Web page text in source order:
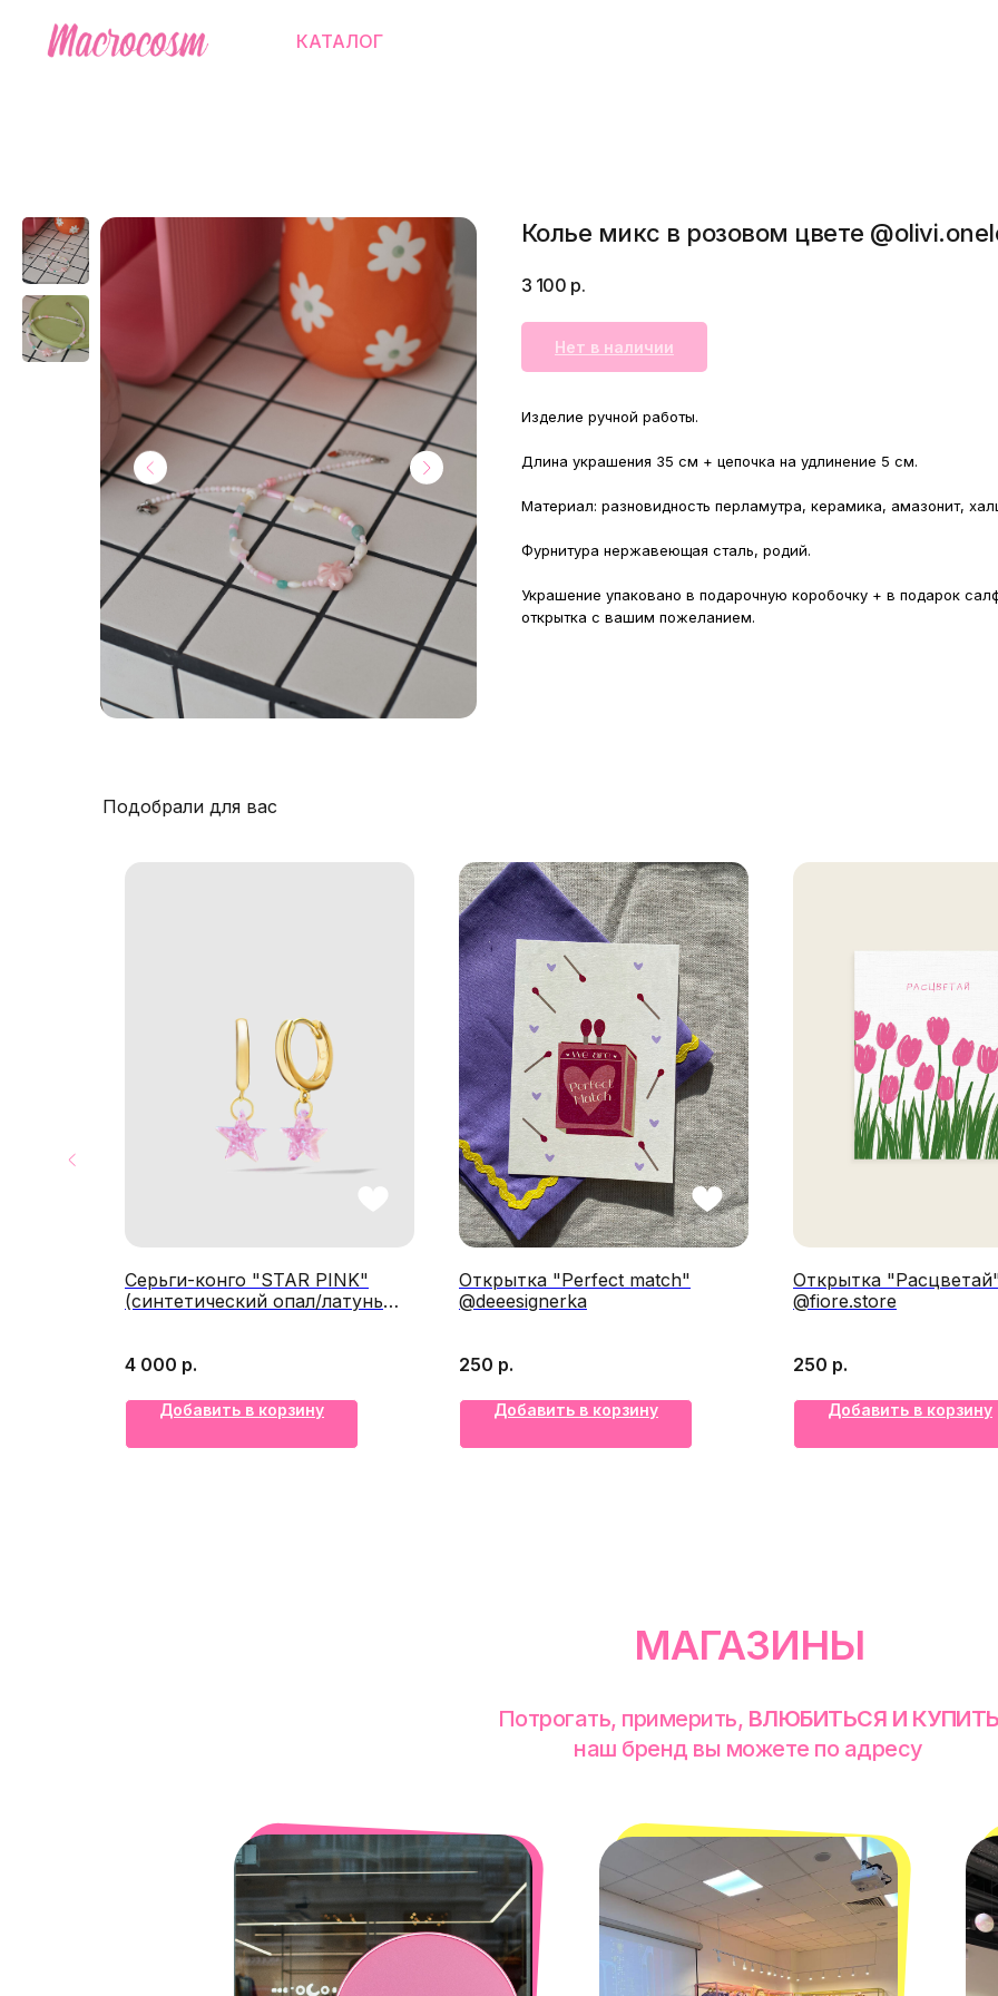
КАТАЛОГ
Колье микс в розовом цвете
3 100 р.
Нет в наличии
Изделие ручной работы.
Длина украшения 35 см + цепочка на удлинение 5 см.
Материал: разновидность перламутра, керамика, амазонит,
Фурнитура нержавеющая сталь, родий.
Украшение упаковано в подарочную коробочку + в подарок
открытка с вашим пожеланием.
Подобрали для вас
Серьги-конго "STAR PINK"
(синтетический опал/латунь
4 000 р.
Добавить в корзину
Открытка "Perfect match"
@deeesignerka
250 р.
Добавить в корзину
Открытка
@fiore.store
250 р.
Добавить в корзину
МАГАЗИНЫ
Потрогать, примерить, ВЛЮБИТЬСЯ И
наш бренд вы можете по адресу